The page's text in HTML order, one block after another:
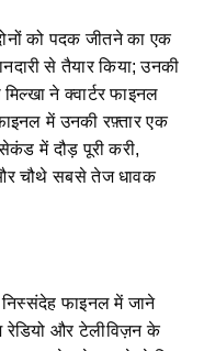
को पदक जीतने का एक
से तैयार किया; उनकी
ने क्वार्टर फाइनल
में उनकी रफ़्तार एक
में दौड़ पूरी करी,
चौथे सबसे तेज धावक
निस्संदेह फाइनल में जाने
रेडियो और टेलीविज़न के